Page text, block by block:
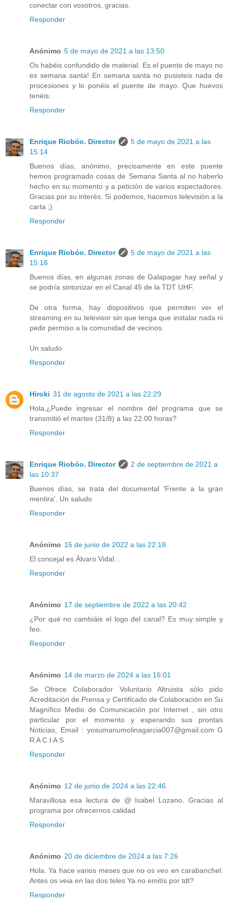
conectar con vosotros, gracias.
Responder
Anónimo 5 de mayo de 2021 a las 13:50
Os habéis confundido de material. Es el puente de mayo no
es semana santa! En semana santa no pusisteis nada de
procesiones y lo ponéis el puente de mayo. Que huevos
tenéis.
Responder
Enrique Riobóo. Director
5 de mayo de 2021 a las
15:14
Buenos días, anónimo, precisamente en este puente
hemos programado cosas de Semana Santa al no haberlo
hecho en su momento y a petición de varios espectadores.
Gracias por su interés. Si podemos, hacemos televisión a la
carta ;)
Responder
Enrique Riobóo. Director
5 de mayo de 2021 a las
15:16
Buenos días, en algunas zonas de Galapagar hay señal y
se podría sintonizar en el Canal 45 de la TDT UHF.
De otra forma, hay dispositivos que permiten ver el
streaming en su televisor sin que tenga que instalar nada ni
pedir permiso a la comunidad de vecinos.
Un saludo
Responder
Hiroki 31 de agosto de 2021 a las 22:29
Hola,¿Puede ingresar el nombre del programa que se
transmitió el martes (31/8) a las 22:00 horas?
Responder
Enrique Riobóo. Director
2 de septiembre de 2021 a
las 10:37
Buenos días, se trata del documental 'Frente a la gran
mentira'. Un saludo
Responder
Anónimo 15 de junio de 2022 a las 22:18
El concejal es Álvaro Vidal...
Responder
Anónimo 17 de septiembre de 2022 a las 20:42
¿Por qué no cambiáis el logo del canal? Es muy simple y
feo.
Responder
Anónimo 14 de marzo de 2024 a las 16:01
Se Ofrece Colaborador Voluntario Altruista sólo pido
Acreditación de Prensa y Certificado de Colaboración en Su
Magnífico Medio de Comunicación por Internet , sin otro
particular por el momento y esperando sus prontas
Noticias, Email : yosumanumolinagarcia007@gmail.com G
R A C I A S
Responder
Anónimo 12 de junio de 2024 a las 22:46
Maravillosa esa lectura de @ Isabel Lozano. Gracias al
programa por ofrecernos calidad
Responder
Anónimo 20 de diciembre de 2024 a las 7:26
Hola. Ya hace varios meses que no os veo en carabanchel.
Antes os veia en las dos teles Ya no emitís por tdt?
Responder